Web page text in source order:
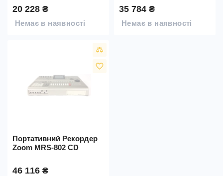
20 228 ₴
Немає в наявності
35 784 ₴
Немає в наявності
favorite_border
Портативний Рекордер
Zoom MRS-802 CD
46 116 ₴